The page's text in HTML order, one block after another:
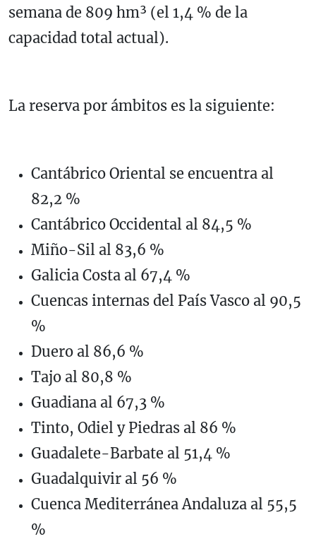
semana de 809 hm³ (el 1,4 % de la
capacidad total actual).
La reserva por ámbitos es la siguiente:
Cantábrico Oriental se encuentra al
82,2 %
Cantábrico Occidental al 84,5 %
Miño-Sil al 83,6 %
Galicia Costa al 67,4 %
Cuencas internas del País Vasco al 90,5
%
Duero al 86,6 %
Tajo al 80,8 %
Guadiana al 67,3 %
Tinto, Odiel y Piedras al 86 %
Guadalete-Barbate al 51,4 %
Guadalquivir al 56 %
Cuenca Mediterránea Andaluza al 55,5
%